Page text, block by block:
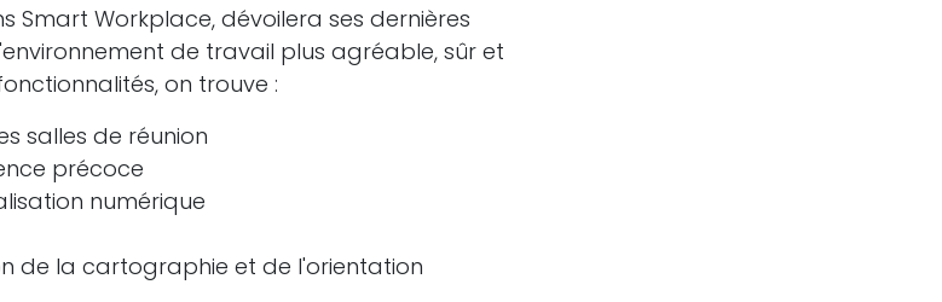
Smart Workplace, dévoilera ses dernières
de travail plus agréable, sûr et
on trouve :
salles de réunion
précoce
numérique
de la cartographie et de l'orientation